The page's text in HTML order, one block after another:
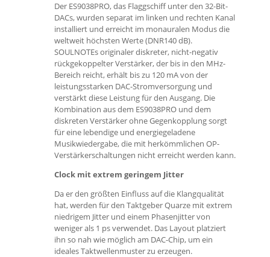
Der ES9038PRO, das Flaggschiff unter den 32-Bit-
DACs, wurden separat im linken und rechten Kanal
installiert und erreicht im monauralen Modus die
weltweit höchsten Werte (DNR140 dB).
SOULNOTEs originaler diskreter, nicht-negativ
rückgekoppelter Verstärker, der bis in den MHz-
Bereich reicht, erhält bis zu 120 mA von der
leistungsstarken DAC-Stromversorgung und
verstärkt diese Leistung für den Ausgang. Die
Kombination aus dem ES9038PRO und dem
diskreten Verstärker ohne Gegenkopplung sorgt
für eine lebendige und energiegeladene
Musikwiedergabe, die mit herkömmlichen OP-
Verstärkerschaltungen nicht erreicht werden kann.
Clock mit extrem geringem Jitter
Da er den größten Einfluss auf die Klangqualität
hat, werden für den Taktgeber Quarze mit extrem
niedrigem Jitter und einem Phasenjitter von
weniger als 1 ps verwendet. Das Layout platziert
ihn so nah wie möglich am DAC-Chip, um ein
ideales Taktwellenmuster zu erzeugen.